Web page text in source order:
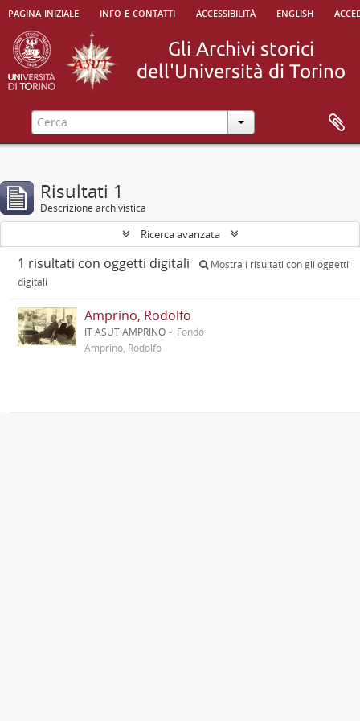
pagina iniziale info e contatti accessibilità english
Risultati 1
Descrizione archivistica
Ricerca avanzata
1 risultati con oggetti digitali
Mostra i risultati con gli oggetti
digitali
Amprino, Rodolfo
IT ASUT AMPRINO
Fondo
Amprino, Rodolfo